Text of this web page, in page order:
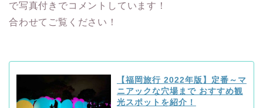
で写真付きでコメントしています！
合わせてご覧ください！
【福岡旅行 2022年版】定番～マ
ニアックな穴場まで おすすめ観
光スポットを紹介！